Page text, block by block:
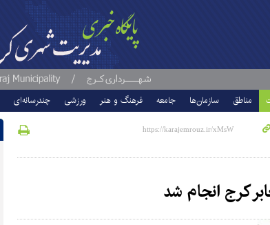
مناطق سازمان‌ها جامعه فرهنگ و هنر ورزشی چندرسانه‌ای
کرج انجام شد